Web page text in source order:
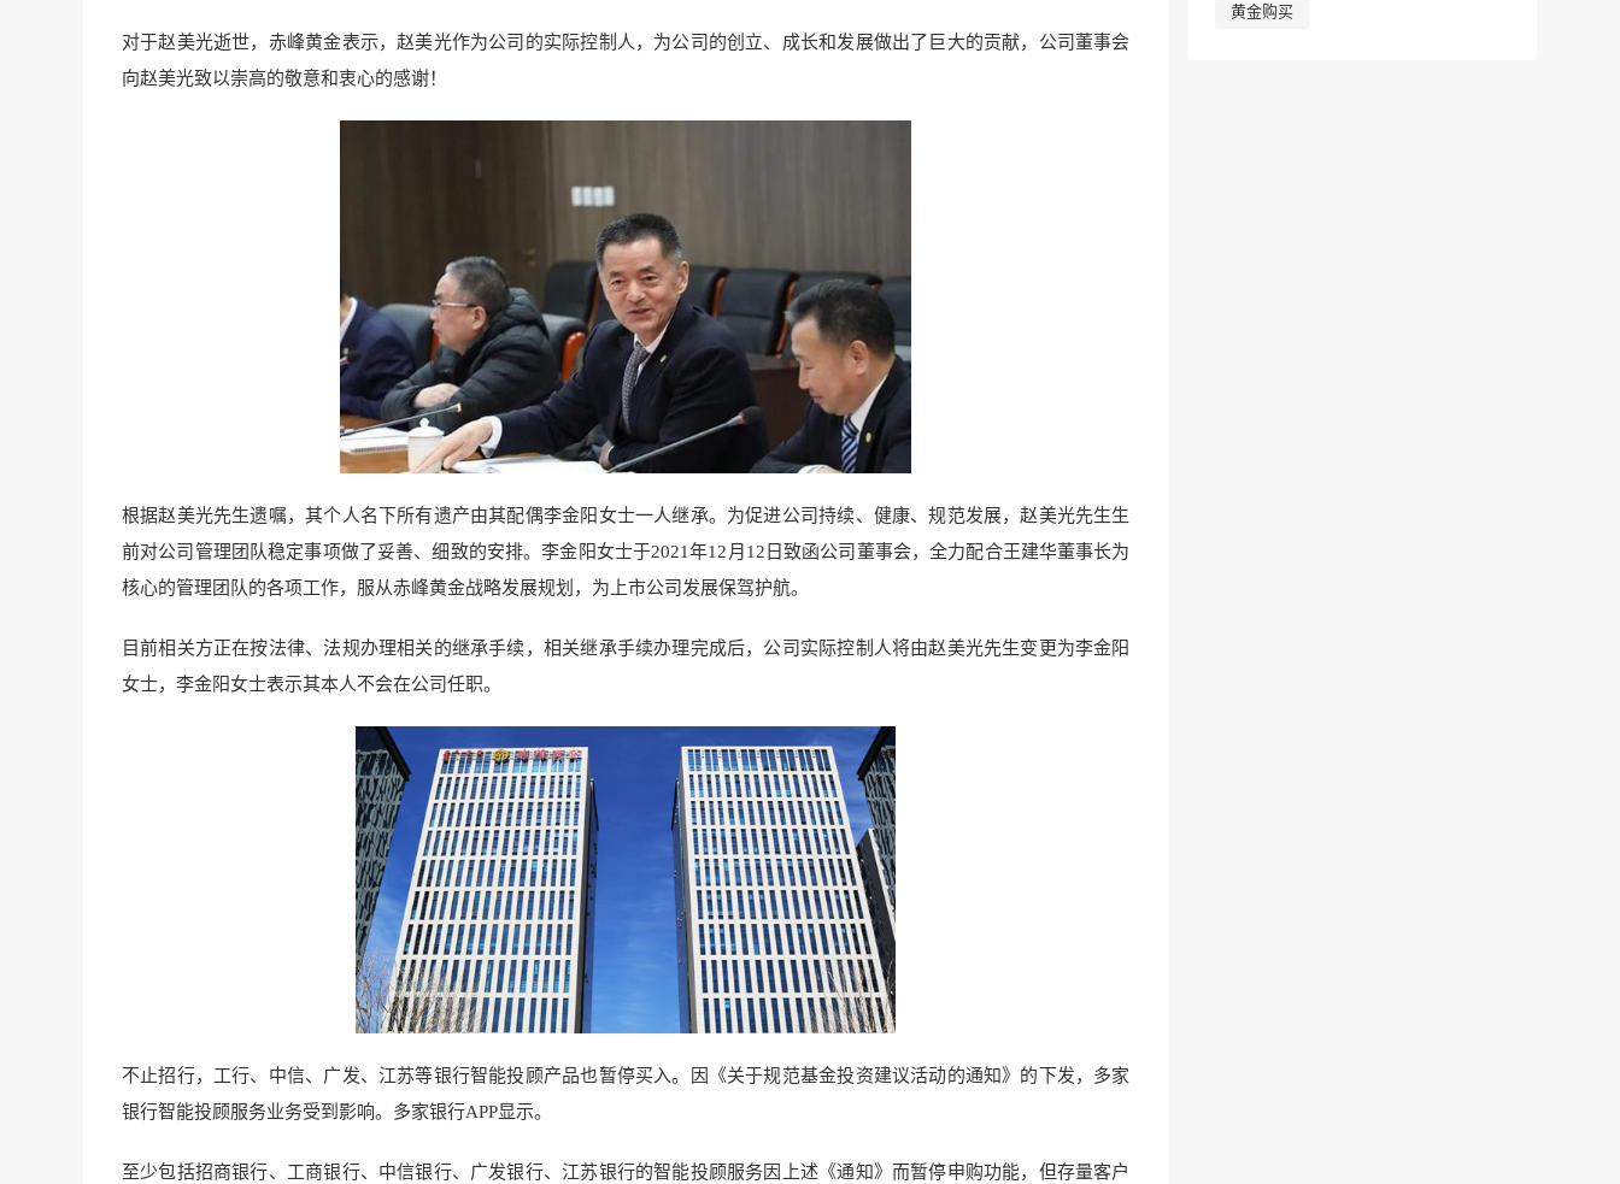
对于赵美光逝世，赤峰黄金表示，赵美光作为公司的实际控制人，为公司的创立、成长和发展做出了巨大的贡献，公司董事会
向赵美光致以崇高的敬意和衷心的感谢！
根据赵美光先生遗嘱，其个人名下所有遗产由其配偶李金阳女士一人继承。为促进公司持续、健康、规范发展，赵美光先生生
前对公司管理团队稳定事项做了妥善、细致的安排。李金阳女士于2021年12月12日致函公司董事会，全力配合王建华董事长为
核心的管理团队的各项工作，服从赤峰黄金战略发展规划，为上市公司发展保驾护航。
目前相关方正在按法律、法规办理相关的继承手续，相关继承手续办理完成后，公司实际控制人将由赵美光先生变更为李金阳
女士，李金阳女士表示其本人不会在公司任职。
不止招行，工行、中信、广发、江苏等银行智能投顾产品也暂停买入。因《关于规范基金投资建议活动的通知》的下发，多家
银行智能投顾服务业务受到影响。多家银行APP显示。
至少包括招商银行、工商银行、中信银行、广发银行、江苏银行的智能投顾服务因上述《通知》而暂停申购功能，但存量客户
黄金购买